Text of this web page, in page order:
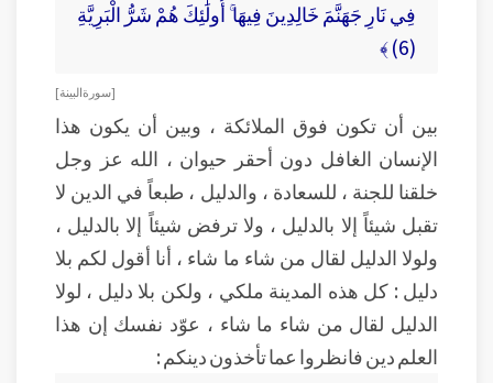
فِي نَارِ جَهَنَّمَ خَالِدِينَ فِيهَا ۚ أُولَٰئِكَ هُمْ شَرُّ الْبَرِيَّةِ
(6) ﴾
[ سورة البينة ]
بين أن تكون فوق الملائكة ، وبين أن يكون هذا
الإنسان الغافل دون أحقر حيوان ، الله عز وجل
خلقنا للجنة ، للسعادة ، والدليل ، طبعاً في الدين لا
تقبل شيئاً إلا بالدليل ، ولا ترفض شيئاً إلا بالدليل ،
ولولا الدليل لقال من شاء ما شاء ، أنا أقول لكم بلا
دليل : كل هذه المدينة ملكي ، ولكن بلا دليل ، لولا
الدليل لقال من شاء ما شاء ، عوّد نفسك إن هذا
العلم دين فانظروا عما تأخذون دينكم :